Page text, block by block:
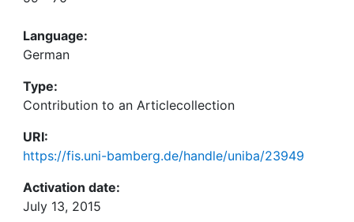
Language:
German
Type:
Contribution to an Articlecollection
URI:
https://fis.uni-bamberg.de/handle/uniba/23949
Activation date:
July 13, 2015